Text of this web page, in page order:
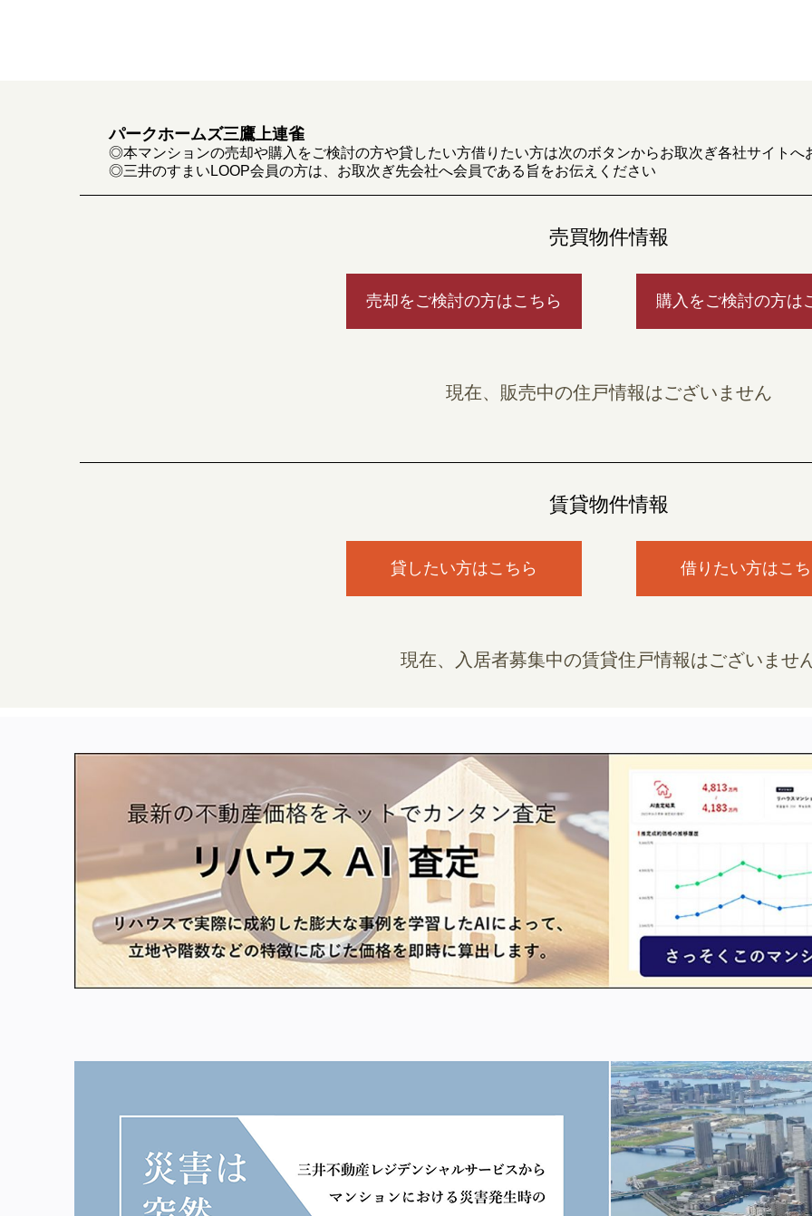
パークホームズ三鷹上連雀
◎本マンションの売却や購入をご検討の方や貸したい方借りたい方は次のボタンからお取次ぎ各社サイトへ
◎三井のすまいLOOP会員の方は、お取次ぎ先会社へ会員である旨をお伝えください
売買物件情報
売却をご検討の方はこちら 購入をご検討の方は
現在、販売中の住戸情報はございません
賃貸物件情報
貸したい方はこちら 借りたい方はこ
現在、入居者募集中の賃貸住戸情報はございませ